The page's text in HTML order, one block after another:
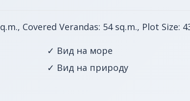
Covered Verandas: 54 sq.m., Plot Size:
✓ Вид на море
✓ Вид на природу